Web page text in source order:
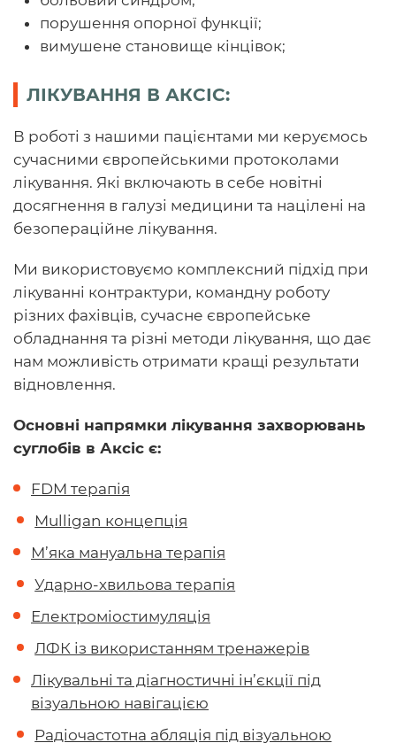
порушення опорної функції;
вимушене становище кінцівок;
ЛІКУВАННЯ В АКСІС:
В роботі з нашими пацієнтами ми керуємось
сучасними європейськими протоколами
лікування. Які включають в себе новітні
досягнення в галузі медицини та націлені на
безопераційне лікування.
Ми використовуємо комплексний підхід при
лікуванні контрактури, командну роботу
різних фахівців, сучасне європейське
обладнання та різні методи лікування, що дає
нам можливість отримати кращі результати
відновлення.
Основні напрямки лікування захворювань
суглобів в Аксіс є:
FDM терапія
Mulligan концепція
М’яка мануальна терапія
Ударно-хвильова терапія
Електроміостимуляція
ЛФК із використанням тренажерів
Лікувальні та діагностичні ін’єкції під
візуальною навігацією
Радіочастотна абляція під візуальною